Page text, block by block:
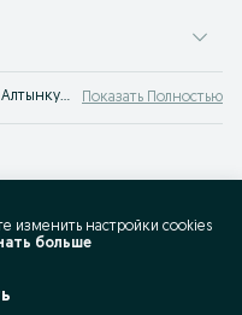
Лучшие предложения категории Другое Алтынкуль. Большой выбор товаров и услуг по выгодным ценам на OLX! Множество предложений на OLX.uz! Показать Полностью
изменить настройки cookies
больше